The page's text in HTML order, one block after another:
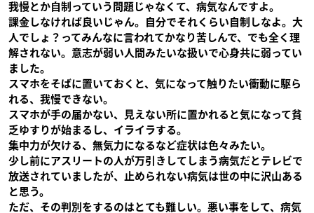
我慢とか自制っていう問題じゃなくて、病気なんですよ。
課金しなければ良いじゃん。自分でそれくらい自制しなよ。大
人でしょ？ってみんなに言われてかなり苦しんで、でも全く理
解されない。意志が弱い人間みたいな扱いで心身共に弱ってい
ました。
スマホをそばに置いておくと、気になって触りたい衝動に駆ら
れる、我慢できない。
スマホが手の届かない、見えない所に置かれると気になって貧
乏ゆすりが始まるし、イライラする。
集中力が欠ける、無気力になるなど症状は色々みたい。
少し前にアスリートの人が万引きしてしまう病気だとテレビで
放送されていましたが、止められない病気は世の中に沢山ある
と思う。
ただ、その判別をするのはとても難しい。悪い事をして、病気